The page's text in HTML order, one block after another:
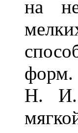
на
форм.
Н. И.